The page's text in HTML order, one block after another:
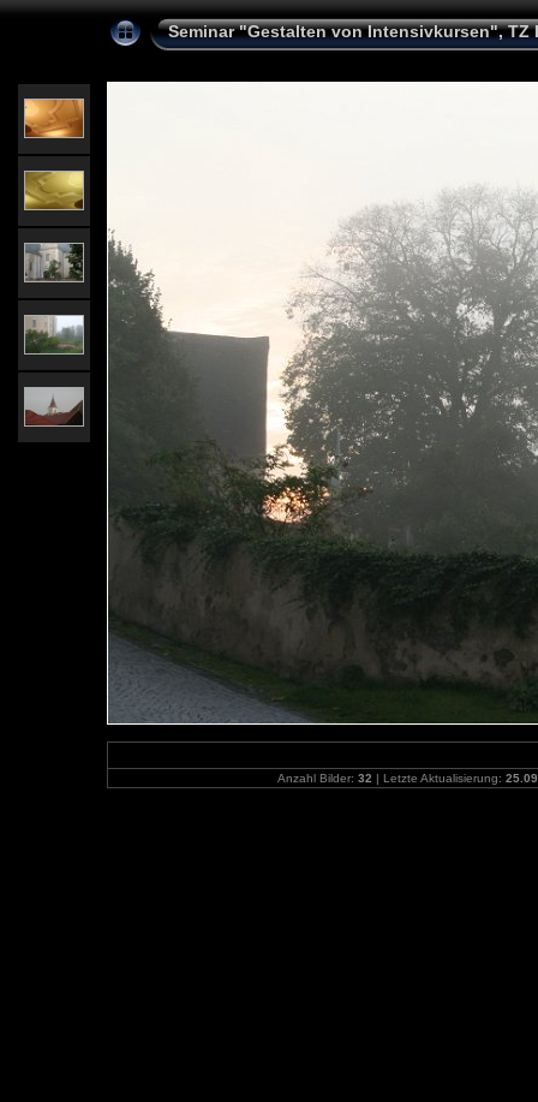
Seminar "Gestalten von Intensivkursen", TZ
Anzahl Bilder: 32 | Letzte Aktualisierung: